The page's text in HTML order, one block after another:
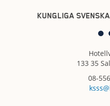
KUNGLIGA
133 35
08-